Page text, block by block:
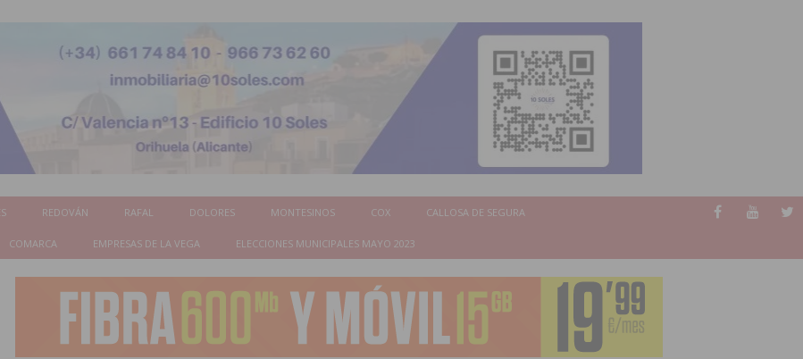
REDOVÁN RAFAL DOLORES MONTESINOS COX CALLOSA DE SEGURA
COMARCA EMPRESAS DE LA VEGA ELECCIONES MUNICIPALES MAYO 2023